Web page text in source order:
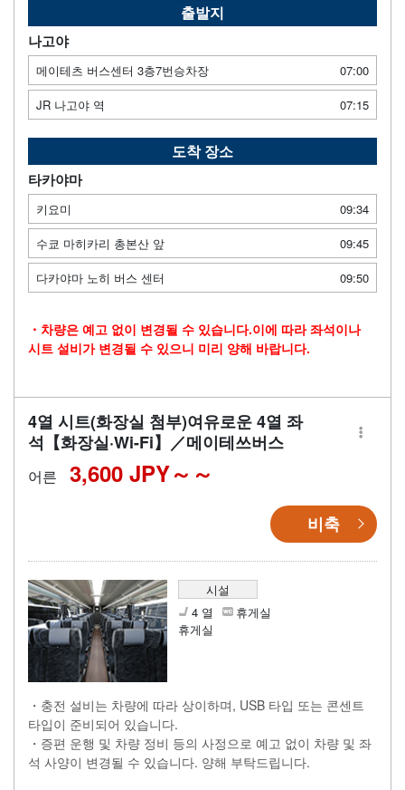
출발지
나고야
메이테츠 버스센터 3층7번승차장
07:00
JR 나고야 역
07:15
도착 장소
타카야마
키요미
09:34
수쿄 마히카리 총본산 앞
09:45
다카야마 노히 버스 센터
09:50
・차량은 예고 없이 변경될 수 있습니다.이에 따라 좌석이나
시트 설비가 변경될 수 있으니 미리 양해 바랍니다.
4열 시트(화장실 첨부)여유로운 4열 좌
석【화장실·Wi-Fi】／메이테쓰버스
어른 3,600 JPY～
비축
시설
4 열
휴게실
휴게실
・충전 설비는 차량에 따라 상이하며, USB 타입 또는 콘센트
타입이 준비되어 있습니다.
・증편 운행 및 차량 정비 등의 사정으로 예고 없이 차량 및 좌
석 사양이 변경될 수 있습니다. 양해 부탁드립니다.